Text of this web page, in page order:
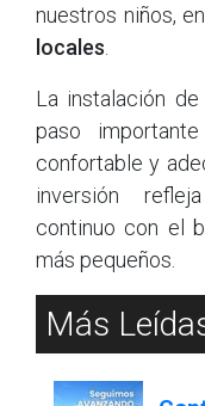
nuestros niños,
locales.
La instalación
paso
confortable y
inversión
continuo con el
más pequeños.
Más